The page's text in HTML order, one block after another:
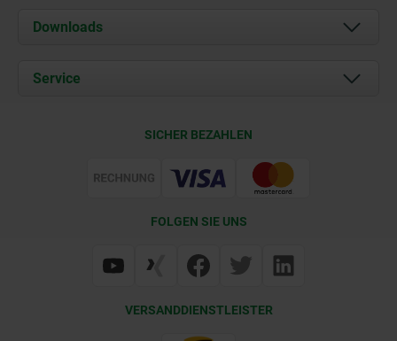
Über uns
Karriere
Downloads
Service
Web Support
SICHER BEZAHLEN
FOLGEN SIE UNS
VERSANDDIENSTLEISTER